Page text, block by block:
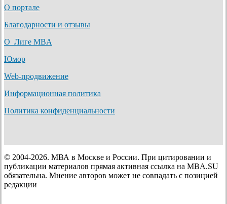
О портале
Благодарности и отзывы
О Лиге MBA
Юмор
Web-продвижение
Информационная политика
Политика конфиденциальности
© 2004-2026. МВА в Москве и России. При цитировании и
публикации материалов прямая активная ссылка на MBA.SU
обязательна. Мнение авторов может не совпадать с позицией
редакции